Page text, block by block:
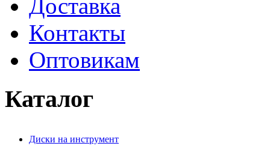
Доставка
Контакты
Оптовикам
Каталог
Диски на инструмент